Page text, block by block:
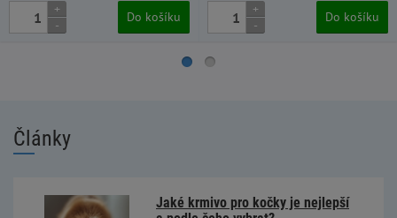
+
-
Do košíku
+
-
Do košíku
Články
Jaké krmivo pro kočky je nejlepší